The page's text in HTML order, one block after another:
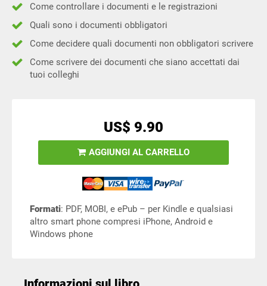
Come controllare i documenti e le registrazioni
Quali sono i documenti obbligatori
Come decidere quali documenti non obbligatori scrivere
Come scrivere dei documenti che siano accettati dai
tuoi colleghi
US$ 9.90
AGGIUNGI AL CARRELLO
Formati: PDF, MOBI, e ePub – per Kindle e qualsiasi
altro smart phone compresi iPhone, Android e
Windows phone